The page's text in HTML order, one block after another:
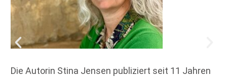
Die Autorin Stina Jensen publiziert seit 11 Jahren